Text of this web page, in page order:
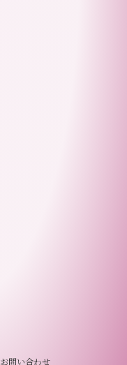
お問い合わせ